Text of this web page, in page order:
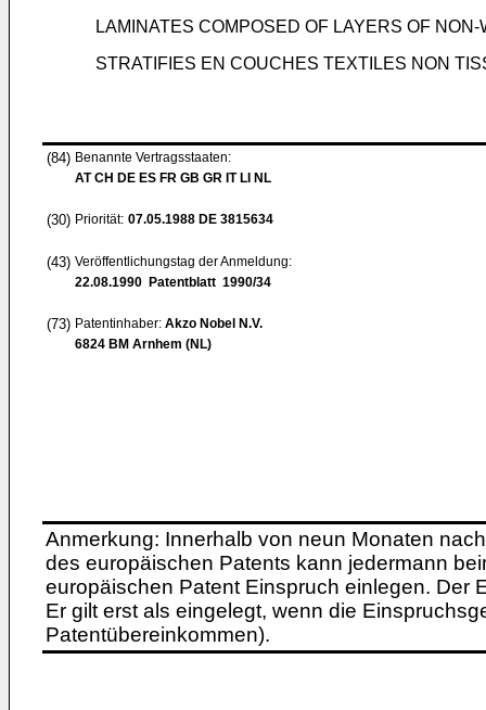
LAMINATES COMPOSED OF LAYERS OF
STRATIFIES EN COUCHES TEXTILES NON
(84) Benannte Vertragsstaaten:
AT CH DE ES FR GB GR IT LI NL
(30) Priorität: 07.05.1988 DE 3815634
(43) Veröffentlichungstag der Anmeldung:
22.08.1990 Patentblatt 1990/34
(73) Patentinhaber: Akzo Nobel N.V.
6824 BM Arnhem (NL)
Anmerkung: Innerhalb von neun Monaten
des europäischen Patents kann jedermann
europäischen Patent Einspruch einlegen. Der
Er gilt erst als eingelegt, wenn die
Patentübereinkommen).